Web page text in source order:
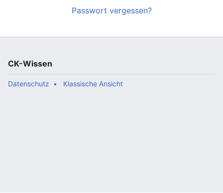
Passwort vergessen?
CK-Wissen
Datenschutz Klassische Ansicht